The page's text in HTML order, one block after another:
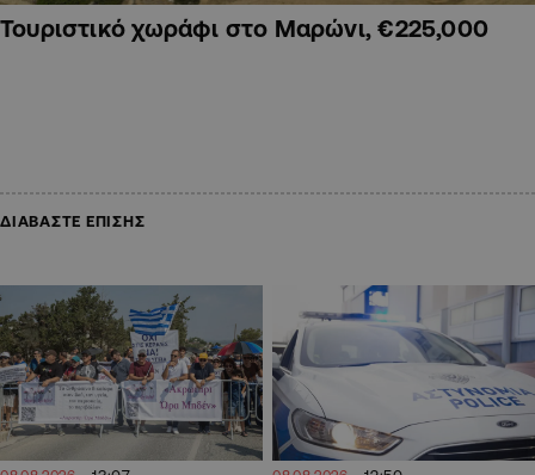
Τουριστικό χωράφι στο Μαρώνι, €225,000
ΔΙΑΒΑΣΤΕ ΕΠΙΣΗΣ